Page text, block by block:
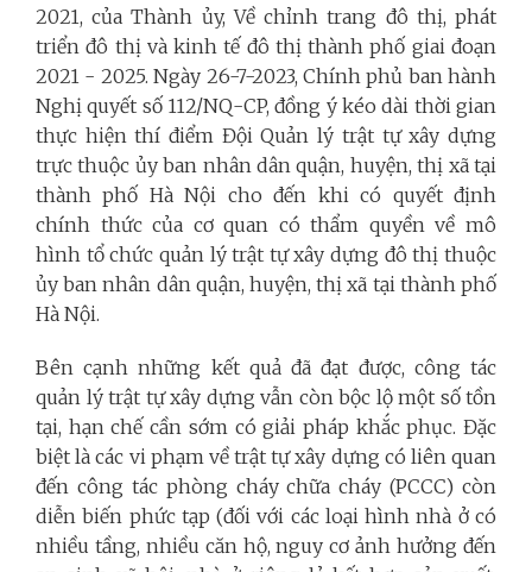
2021, của Thành ủy, Về chỉnh trang đô thị, phát
triển đô thị và kinh tế đô thị thành phố giai đoạn
2021 - 2025. Ngày 26-7-2023, Chính phủ ban hành
Nghị quyết số 112/NQ-CP, đồng ý kéo dài thời gian
thực hiện thí điểm Đội Quản lý trật tự xây dựng
trực thuộc ủy ban nhân dân quận, huyện, thị xã tại
thành phố Hà Nội cho đến khi có quyết định
chính thức của cơ quan có thẩm quyền về mô
hình tổ chức quản lý trật tự xây dựng đô thị thuộc
ủy ban nhân dân quận, huyện, thị xã tại thành phố
Hà Nội.
Bên cạnh những kết quả đã đạt được, công tác
quản lý trật tự xây dựng vẫn còn bộc lộ một số tồn
tại, hạn chế cần sớm có giải pháp khắc phục. Đặc
biệt là các vi phạm về trật tự xây dựng có liên quan
đến công tác phòng cháy chữa cháy (PCCC) còn
diễn biến phức tạp (đối với các loại hình nhà ở có
nhiều tầng, nhiều căn hộ, nguy cơ ảnh hưởng đến